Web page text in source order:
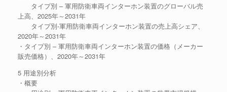
タイプ別 – 軍用防衛車両インターホン装置のグローバル売
上高、2025年～2031年
タイプ別-軍用防衛車両インターホン装置の売上高シェア、
2020年～2031年
・タイプ別 – 軍用防衛車両インターホン装置の価格（メーカー
販売価格）、2020年～2031年
5 用途別分析
・概要